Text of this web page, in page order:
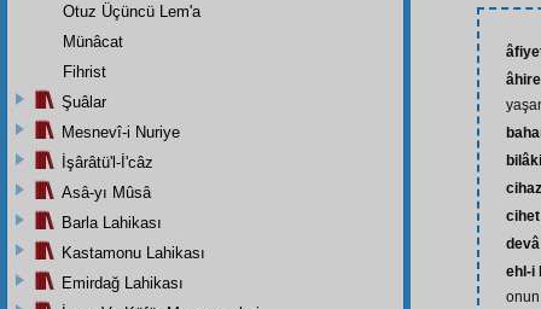
cihet
devâ
ehl-i
Otuz Üçüncü Lem'a
Münâcat
Fihrist
Şuâlar
Mesnevî-i Nuriye
İşârâtü'l-İ'câz
Asâ-yı Mûsâ
Barla Lahikası
Kastamonu Lahikası
Emirdağ Lahikası